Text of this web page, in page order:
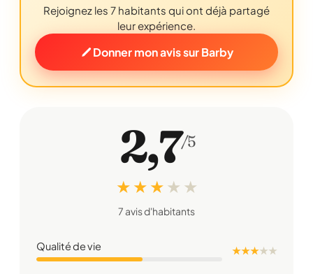
Rejoignez les 7 habitants qui ont déjà partagé
leur expérience.
Donner mon avis sur Barby
2,7/5
★ ★ ★ ★ ★
7 avis d'habitants
Qualité de vie ★ ★ ★★★